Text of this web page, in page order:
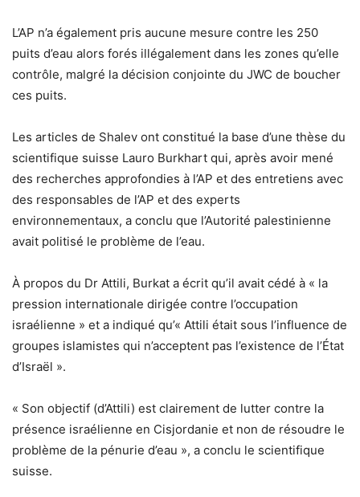
L’AP n’a également pris aucune mesure contre les 250
puits d’eau alors forés illégalement dans les zones qu’elle
contrôle, malgré la décision conjointe du JWC de boucher
ces puits.
Les articles de Shalev ont constitué la base d’une thèse du
scientifique suisse Lauro Burkhart qui, après avoir mené
des recherches approfondies à l’AP et des entretiens avec
des responsables de l’AP et des experts
environnementaux, a conclu que l’Autorité palestinienne
avait politisé le problème de l’eau.
À propos du Dr Attili, Burkat a écrit qu’il avait cédé à « la
pression internationale dirigée contre l’occupation
israélienne » et a indiqué qu’« Attili était sous l’influence de
groupes islamistes qui n’acceptent pas l’existence de l’État
d’Israël ».
« Son objectif (d’Attili) est clairement de lutter contre la
présence israélienne en Cisjordanie et non de résoudre le
problème de la pénurie d’eau », a conclu le scientifique
suisse.